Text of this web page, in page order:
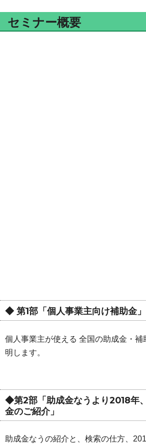
セミナー概要
◆ 第1部「個人事業主向け補助金」
個人事業主が使える 全国の助成金・補
明します。
◆第2部「助成金なうより2018年
金のご紹介」
助成金なうの紹介と、検索の仕方、